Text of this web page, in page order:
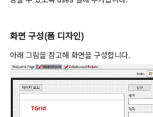
화면 구성(폼 디자인)
아래 그림을 참고해 화면을 구성합니다.